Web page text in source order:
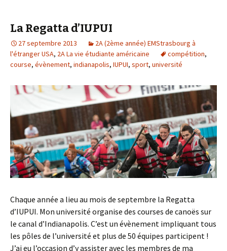
La Regatta d’IUPUI
27 septembre 2013
2A (2ème année) EMStrasbourg à
l'étranger USA, 2A La vie étudiante américaine compétition,
course, évènement, indianapolis, IUPUI, sport, université
Chaque année a lieu au mois de septembre la Regatta
d’IUPUI. Mon université organise des courses de canoës sur
le canal d’Indianapolis. C’est un évènement impliquant tous
les pôles de l’université et plus de 50 équipes participent !
J’ai eu l’occasion d’y assister avec les membres de ma